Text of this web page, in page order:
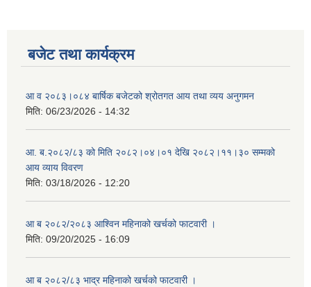
बजेट तथा कार्यक्रम
आ व २०८३।०८४ बार्षिक बजेटको श्रोतगत आय तथा व्यय अनुगमन
मिति: 06/23/2026 - 14:32
आ. ब.२०८२/८३ को मिति २०८२।०४।०१ देखि २०८२।११।३० सम्मको
आय व्याय विवरण
मिति: 03/18/2026 - 12:20
आ ब २०८२/२०८३ आश्विन महिनाको खर्चको फाटवारी ।
मिति: 09/20/2025 - 16:09
आ ब २०८२/८३ भाद्र महिनाको खर्चको फाटवारी ।